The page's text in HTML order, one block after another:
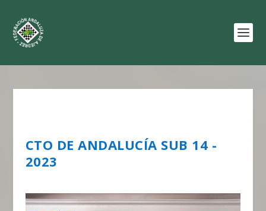
CTO DE ANDALUCÍA SUB 14 -
2023